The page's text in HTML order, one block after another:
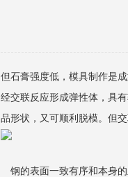
但石膏强度低，模具制作是
经交联反应形成弹性体，具
品形状，又可顺利脱模。但
钢的表面一致有序和本身的